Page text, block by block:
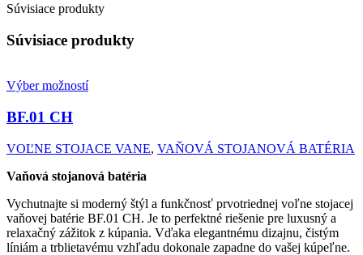
Súvisiace produkty
Súvisiace produkty
Výber možností
BF.01 CH
VOĽNE STOJACE VANE, VAŇOVÁ STOJANOVÁ BATÉRIA
Vaňová stojanová batéria
Vychutnajte si moderný štýl a funkčnosť prvotriednej voľne stojacej
vaňovej batérie BF.01 CH. Je to perfektné riešenie pre luxusný a
relaxačný zážitok z kúpania. Vďaka elegantnému dizajnu, čistým
líniám a trblietavému vzhľadu dokonale zapadne do vašej kúpeľne.